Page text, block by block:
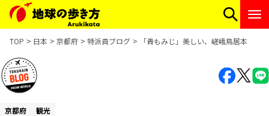
TOP 日本 京都府 特派員ブログ 「青もみじ」美しい、嵯峨鳥居本
京都府 観光